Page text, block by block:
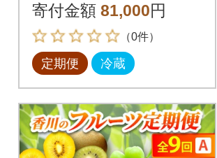
寄付金額 81,000円
（0件）
定期便 冷蔵